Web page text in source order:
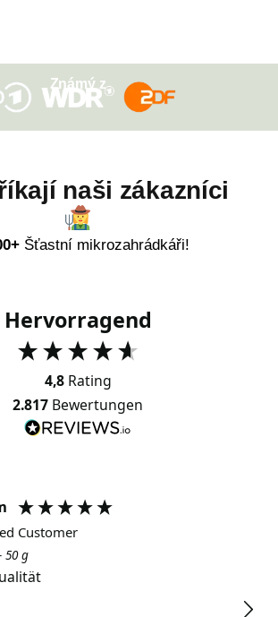
Známý z
naši zákazníci
Šťastní mikrozahrádkáři!
Hervorragend
4,8 Rating
2.817 Bewertungen
Customer
50 g
tgl.